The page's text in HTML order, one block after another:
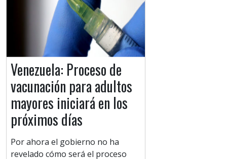
Venezuela: Proceso de
vacunación para adultos
mayores iniciará en los
próximos días
Por ahora el gobierno no ha
revelado cómo será el proceso